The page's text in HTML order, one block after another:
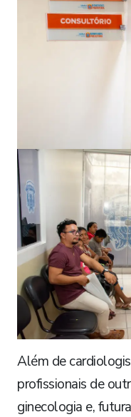
Além de
profissionais de
ginecologia e,